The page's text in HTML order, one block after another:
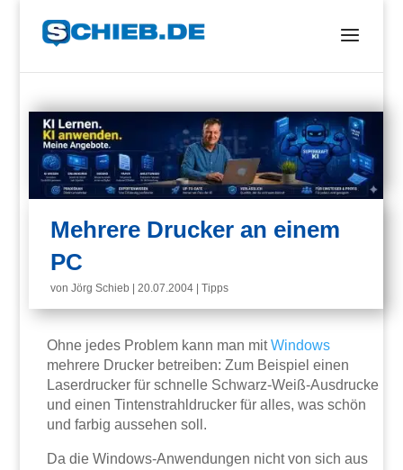
Mehrere Drucker an einem
PC
vonJörg Schieb |20.07.2004 |Tipps
Ohne jedes Problem kann man mitWindows
mehrere Drucker betreiben: Zum Beispiel einen
Laserdrucker für schnelle Schwarz-Weiß-Ausdrucke
und einen Tintenstrahldrucker für alles, was schön
und farbig aussehen soll.
Da die Windows-Anwendungen nicht von sich aus